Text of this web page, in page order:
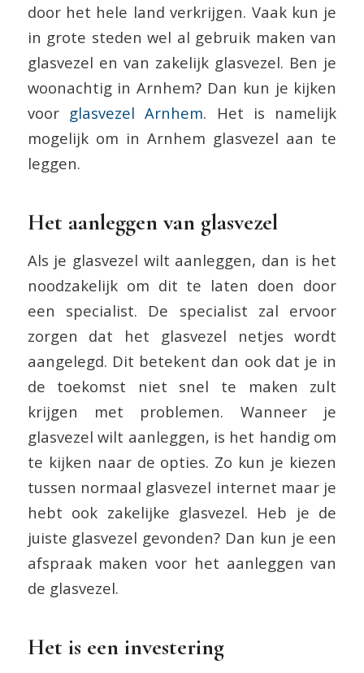
door het hele land verkrijgen. Vaak kun je
in grote steden wel al gebruik maken van
glasvezel en van zakelijk glasvezel. Ben je
woonachtig in Arnhem? Dan kun je kijken
voor glasvezel Arnhem. Het is namelijk
mogelijk om in Arnhem glasvezel aan te
leggen.
Het aanleggen van glasvezel
Als je glasvezel wilt aanleggen, dan is het
noodzakelijk om dit te laten doen door
een specialist. De specialist zal ervoor
zorgen dat het glasvezel netjes wordt
aangelegd. Dit betekent dan ook dat je in
de toekomst niet snel te maken zult
krijgen met problemen. Wanneer je
glasvezel wilt aanleggen, is het handig om
te kijken naar de opties. Zo kun je kiezen
tussen normaal glasvezel internet maar je
hebt ook zakelijke glasvezel. Heb je de
juiste glasvezel gevonden? Dan kun je een
afspraak maken voor het aanleggen van
de glasvezel.
Het is een investering